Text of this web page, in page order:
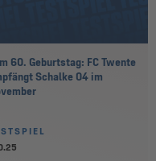
60. Geburtstag: FC Twente
Schalke 04 im